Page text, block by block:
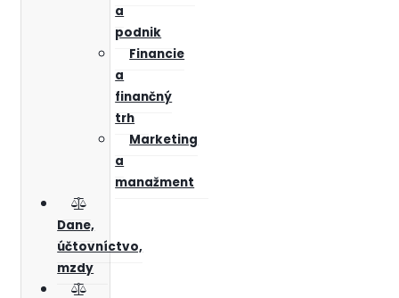
a
podnik
Financie
a
finančný
trh
Marketing
a
manažment
Dane,
účtovníctvo,
mzdy